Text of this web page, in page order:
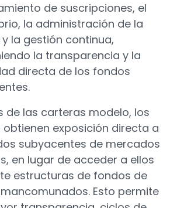
de suscripciones, el
la administración de la
la gestión continua,
la transparencia y la
directa de los fondos
de las carteras modelo, los
obtienen exposición directa a
subyacentes de mercados
en lugar de acceder a ellos
estructuras de fondos de
Esto permite